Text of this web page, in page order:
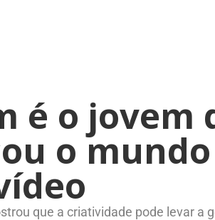
é o jovem
o
que a criatividade pode levar a